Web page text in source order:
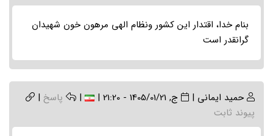
بنام خدا، اقتدار این کشور ونظام الهی مرهون خون شهیدان
گرانقدر است
حمید ایمانی | ج, 1405/01/21 - 21:20 |
| پاسخ |
پیوند ثابت